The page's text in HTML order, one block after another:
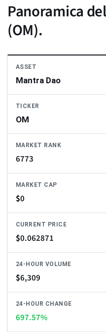
Panoramica
(OM).
ASSET
Mantra Dao
TICKER
OM
MARKET RANK
6773
MARKET CAP
$0
CURRENT PRICE
$0.062871
24-HOUR VOLUME
$6,309
24-HOUR CHANGE
697.57%